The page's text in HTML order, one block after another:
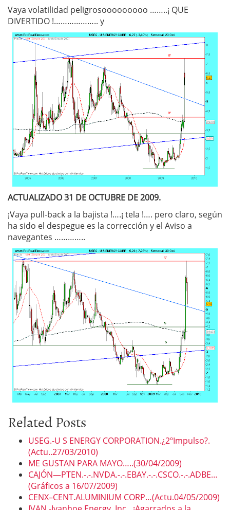
Vaya volatilidad peligrosooooooooo ……..¡ QUE
DIVERTIDO !……………….. y
ACTUALIZADO 31 DE OCTUBRE DE 2009.
¡Vaya pull-back a la bajista !….¡ tela !…. pero claro, según
ha sido el despegue es la corrección y el Aviso a
navegantes …………..
Related Posts
USEG.-U S ENERGY CORPORATION.¿2ºImpulso?.
(Actu..27/03/2010)
ME GUSTAN PARA MAYO…..(30/04/2009)
CAJÓN—PTEN.-.-.NVDA.-.-.EBAY.-.-.CSCO.-.-.ADBE…
(Gráficos a 16/07/2009)
CENX–CENT.ALUMINIUM CORP…(Actu.04/05/2009)